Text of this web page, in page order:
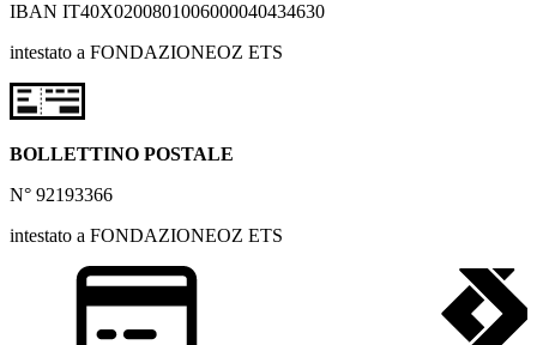
IBAN IT40X0200801006000040434630
intestato a FONDAZIONEOZ ETS
BOLLETTINO POSTALE
N° 92193366
intestato a FONDAZIONEOZ ETS